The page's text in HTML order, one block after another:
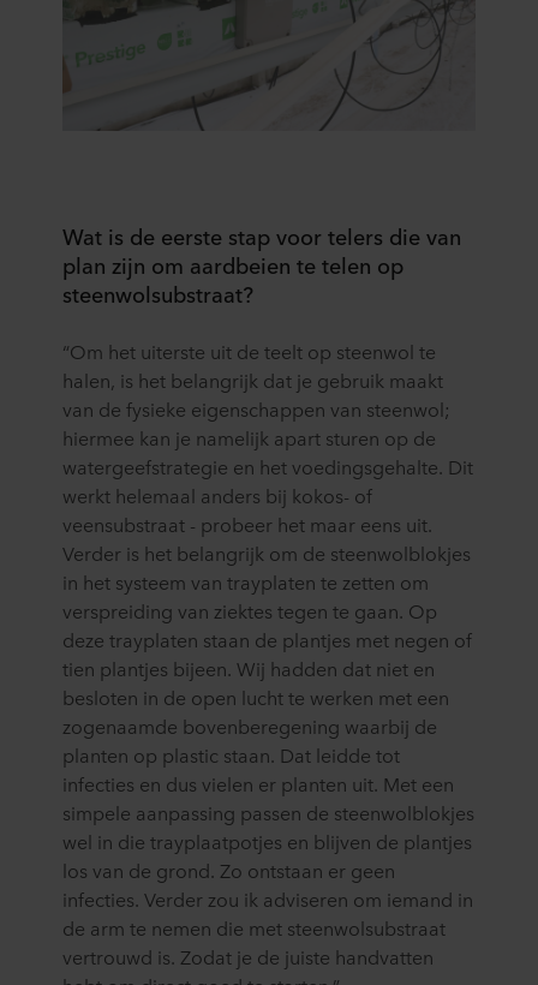
Wat is de eerste stap voor telers die van
plan zijn om aardbeien te telen op
steenwolsubstraat?
“Om het uiterste uit de teelt op steenwol te
halen, is het belangrijk dat je gebruik maakt
van de fysieke eigenschappen van steenwol;
hiermee kan je namelijk apart sturen op de
watergeefstrategie en het voedingsgehalte. Dit
werkt helemaal anders bij kokos- of
veensubstraat - probeer het maar eens uit.
Verder is het belangrijk om de steenwolblokjes
in het systeem van trayplaten te zetten om
verspreiding van ziektes tegen te gaan. Op
deze trayplaten staan de plantjes met negen of
tien plantjes bijeen. Wij hadden dat niet en
besloten in de open lucht te werken met een
zogenaamde bovenberegening waarbij de
planten op plastic staan. Dat leidde tot
infecties en dus vielen er planten uit. Met een
simpele aanpassing passen de steenwolblokjes
wel in die trayplaatpotjes en blijven de plantjes
los van de grond. Zo ontstaan er geen
infecties. Verder zou ik adviseren om iemand in
de arm te nemen die met steenwolsubstraat
vertrouwd is. Zodat je de juiste handvatten